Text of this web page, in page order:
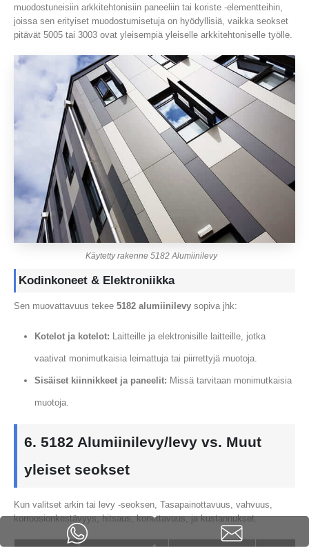
muodostuneisiin arkkitehtonisiin paneeliin tai koriste -elementteihin,
joissa sen erityiset muodostumisetuja on hyödyllisiä, vaikka seokset
pitävät 5005 tai 3003 ovat yleisempiä yleiselle arkkitehtoniselle työlle.
Käytetty rakenne 5182 Alumiinilevy
Kodinkoneet & Elektroniikka
Sen muovattavuus tekee 5182 alumiinilevy sopiva jhk:
Kotelot ja kotelot: Laitteille ja elektronisille laitteille, jotka
vaativat monimutkaisia ​​leimattuja tai piirrettyjä muotoja.
Sisäiset kiinnikkeet ja paneelit: Missä tarvitaan monimutkaisia ​​
muotoja.
6. 5182 Alumiinilevy/levy vs. Muut
yleiset seokset
Kun valitset arkin tai levy -seoksen, Tasapainottavuus, vahvuus,
korroosionkestävyys, hitsaus, konettavuus, ja kustannukset.